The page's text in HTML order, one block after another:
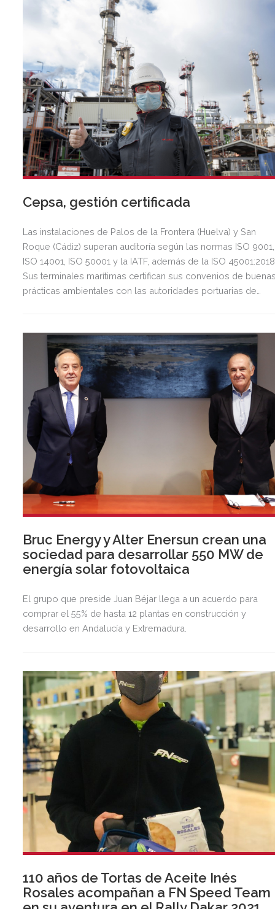
Cepsa, gestión certificada
Las instalaciones de Palos de la Frontera (Huelva) y San
Roque (Cádiz) superan auditoría según las normas ISO 9001,
ISO 14001, ISO 50001 y la IATF, además de la ISO
Sus terminales marítimas certifican sus convenios de
prácticas ambientales con las autoridades portuarias de
Bruc Energy y Alter Enersun crean una
sociedad para desarrollar 550 MW de
energía solar fotovoltaica
El grupo que preside Juan Béjar llega a un acuerdo para
comprar el 55% de hasta 12 plantas en construcción y
desarrollo en Andalucía y Extremadura.
110 años de Tortas de Aceite Inés
Rosales acompañan a FN Speed Team